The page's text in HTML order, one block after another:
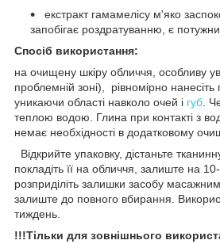
екстракт гамамелісу м'яко
запобігає роздратуванню, є
Спосіб використання:
на очищену шкіру обличчя, особливу
проблемній зоні), рівномірно нанесіть
уникаючи області навколо очей і губ .
теплою водою. Глина при контакті з
немає необхідності в додатковому
Відкрийте упаковку, дістаньте
покладіть її на обличчя, залиште на
розприділіть залишки засобу
залиште до повного вбирання.
тиждень.
!!!Тільки для зовнішнього